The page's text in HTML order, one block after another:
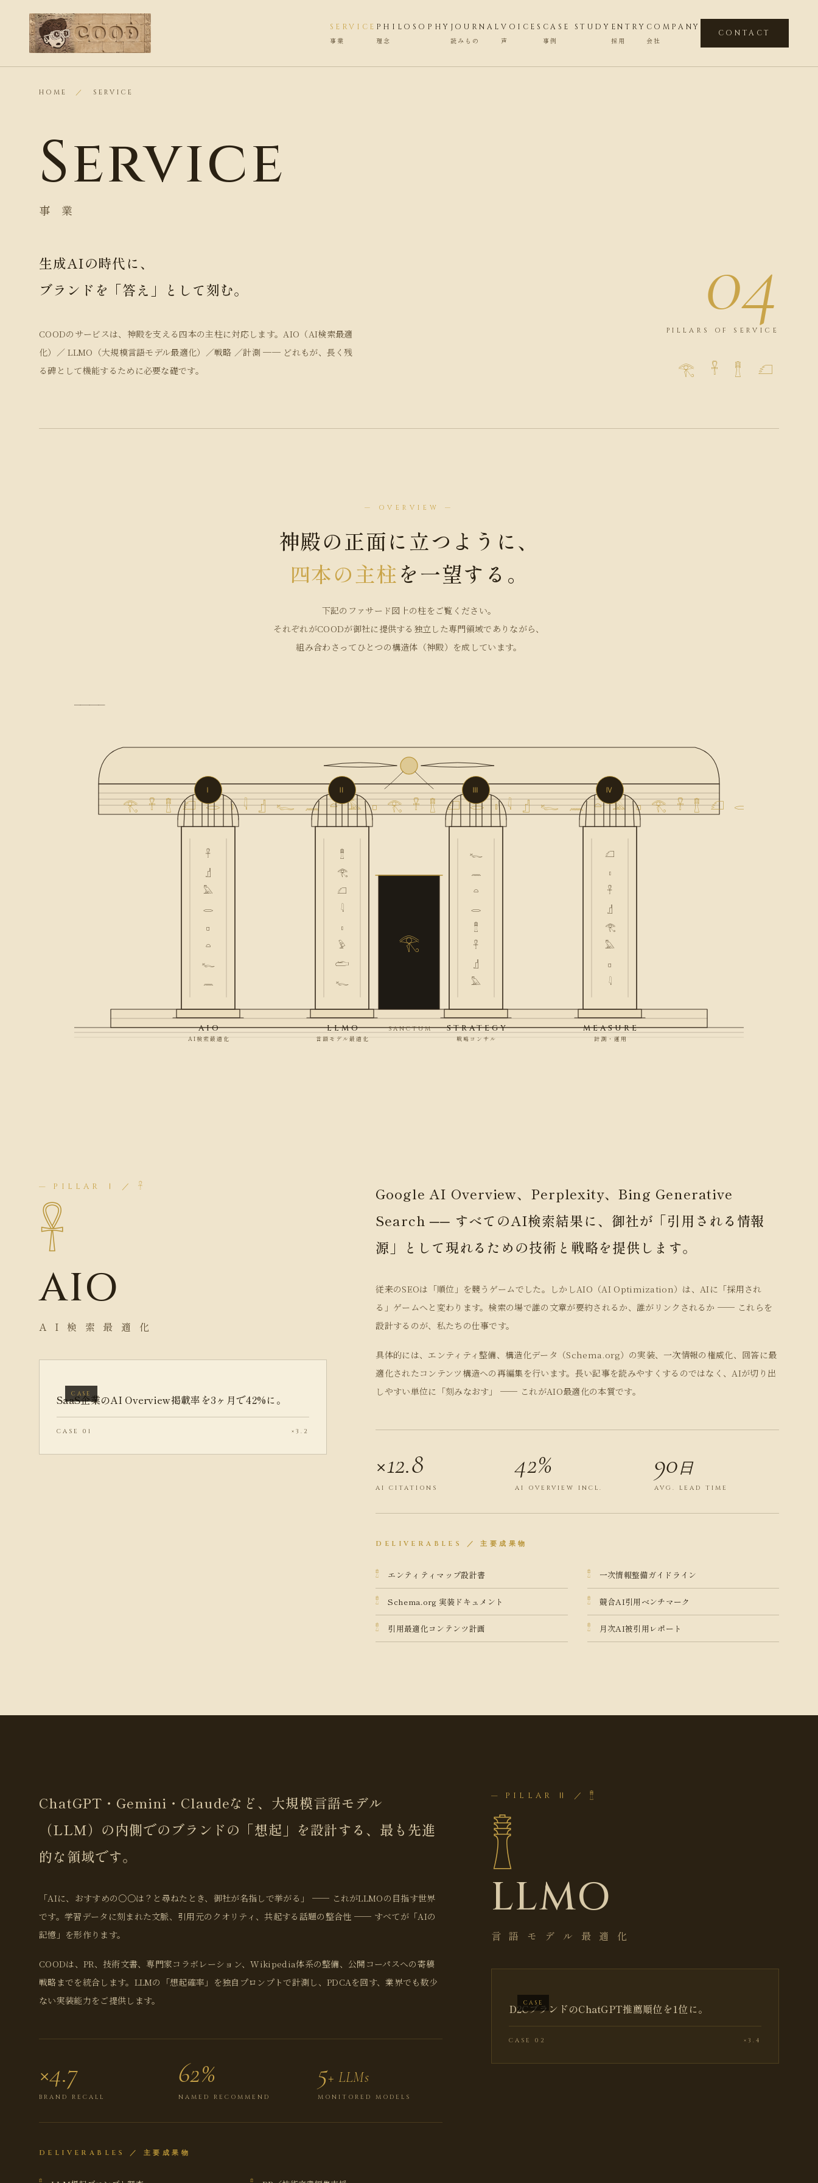
SERVICE
事業
PHILOSOPHY
理念
JOURNAL
読みもの
VOICES
声
CASE STUDY
事例
ENTRY
採用
COMPANY
会社
CONTACT
HOME ／ SERVICE
Service
事 業
生成AIの時代に、
ブランドを「答え」として刻む。
COODのサービスは、神殿を支える四本の主柱に対応します。AIO（AI検索最適
化）／ LLMO（大規模言語モデル最適化）／戦略 ／計測 ── どれもが、長く残
る碑として機能するために必要な礎です。
04
PILLARS OF SERVICE
𓂀 𓋹 𓊽 𓆎
— OVERVIEW —
神殿の正面に立つように、
四本の主柱を一望する。
下記のファサード図上の柱をご覧ください。
それぞれがCOODが御社に提供する独立した専門領域でありながら、
組み合わさってひとつの構造体（神殿）を成しています。
𓂀 𓋹 𓊽 𓆎 𓂋 𓏤 𓇋 𓊨 𓆑 𓈖 𓏏 𓅓 𓊪 𓂀 𓋹 𓊽 𓆎 𓂋 𓏤 𓇋 𓊨 𓆑 𓈖 𓏏 𓅓 𓊪 𓂀 𓋹 𓊽 𓆎 𓂋 𓏤
𓋹
𓊨
𓅓
𓂋
𓊪
𓏏
𓆑
𓈖
AIO
AI検索最適化
𓊽
𓂀
𓆎
𓇋
𓏤
𓅱
𓂧
𓆑
LLMO
言語モデル最適化
𓂀
SANCTUM
𓆑
𓈖
𓏏
𓂋
𓊽
𓋹
𓊨
𓅓
STRATEGY
戦略コンサル
𓆎
𓏤
𓋹
𓊨
𓂀
𓅓
𓊪
𓇋
MEASURE
計測・運用
Ⅰ Ⅱ Ⅲ Ⅳ
— PILLAR Ⅰ ／ 𓋹
𓋹
AIO
A I 検 索 最 適 化
CASE
SaaS企業のAI Overview掲載率を3ヶ月で42%に。
CASE 01 ×3.2
Google AI Overview、Perplexity、Bing Generative
Search ── すべてのAI検索結果に、御社が「引用される情報
源」として現れるための技術と戦略を提供します。
従来のSEOは「順位」を競うゲームでした。しかしAIO（AI Optimization）は、AIに「採用され
る」ゲームへと変わります。検索の場で誰の文章が要約されるか、誰がリンクされるか ── これらを
設計するのが、私たちの仕事です。
具体的には、エンティティ整備、構造化データ（Schema.org）の実装、一次情報の権威化、回答に最
適化されたコンテンツ構造への再編集を行います。長い記事を読みやすくするのではなく、AIが切り出
しやすい単位に「刻みなおす」 ── これがAIO最適化の本質です。
×12.8
AI CITATIONS
42%
AI OVERVIEW INCL.
90日
AVG. LEAD TIME
DELIVERABLES ／ 主要成果物
エンティティマップ設計書
Schema.org 実装ドキュメント
引用最適化コンテンツ計画
一次情報整備ガイドライン
競合AI引用ベンチマーク
月次AI被引用レポート
ChatGPT・Gemini・Claudeなど、大規模言語モデル
（LLM）の内側でのブランドの「想起」を設計する、最も先進
的な領域です。
「AIに、おすすめの〇〇は？と尋ねたとき、御社が名指しで挙がる」 ── これがLLMOの目指す世界
です。学習データに刻まれた文脈、引用元のクオリティ、共起する話題の整合性 ── すべてが「AIの
記憶」を形作ります。
COODは、PR、技術文書、専門家コラボレーション、Wikipedia体系の整備、公開コーパスへの寄稿
戦略までを統合します。LLMの「想起確率」を独自プロンプトで計測し、PDCAを回す、業界でも数少
ない実装能力をご提供します。
×4.7
BRAND RECALL
62%
NAMED RECOMMEND
5+ LLMs
MONITORED MODELS
DELIVERABLES ／ 主要成果物
— PILLAR Ⅱ ／ 𓊽
𓊽
LLMO
言 語 モ デ ル 最 適 化
CASE
D2CブランドのChatGPT推薦順位を1位に。
CASE 02 ×3.4